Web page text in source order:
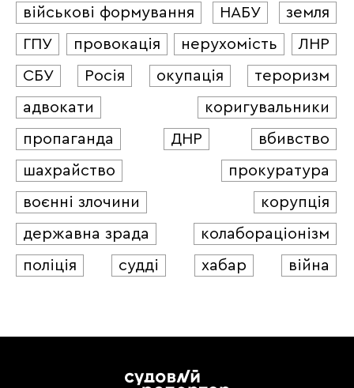
військові формування
НАБУ
земля
ГПУ
провокація нерухомість
ЛНР
СБУ
Росія окупація
тероризм
адвокати
коригувальники
пропаганда
ДНР
вбивство
шахрайство
прокуратура
воєнні злочини
корупція
державна зрада
колабораціонізм
поліція
судді хабар війна